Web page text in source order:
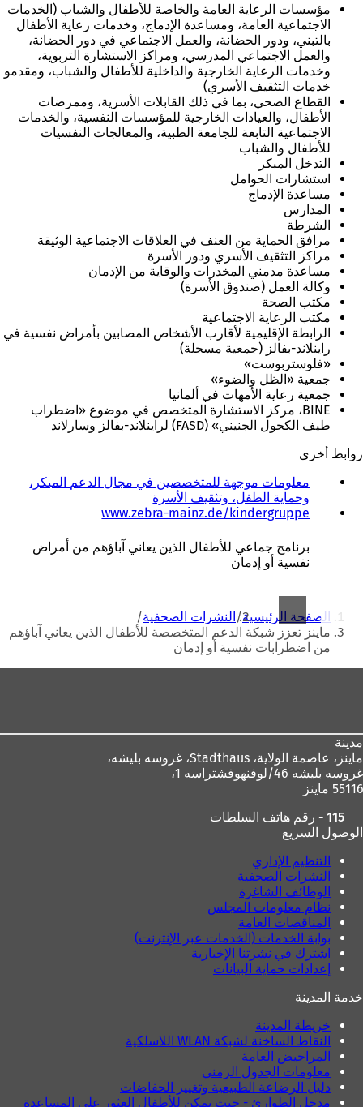
مؤسسات الرعاية العامة والخاصة للأطفال والشباب (الخدمات
الاجتماعية العامة، ومساعدة الإدماج، وخدمات رعاية الأطفال
بالتبني، ودور الحضانة، والعمل الاجتماعي في دور الحضانة،
والعمل الاجتماعي المدرسي، ومراكز الاستشارة التربوية،
وخدمات الرعاية الخارجية والداخلية للأطفال والشباب، ومقدمو
خدمات التثقيف الأسري)
القطاع الصحي، بما في ذلك القابلات الأسرية، وممرضات
الأطفال، والعيادات الخارجية للمؤسسات النفسية، والخدمات
الاجتماعية التابعة للجامعة الطبية، والمعالجات النفسيات
للأطفال والشباب
التدخل المبكر
استشارات الحوامل
مساعدة الإدماج
المدارس
الشرطة
مرافق الحماية من العنف في العلاقات الاجتماعية الوثيقة
مراكز التثقيف الأسري ودور الأسرة
مساعدة مدمني المخدرات والوقاية من الإدمان
وكالة العمل (صندوق الأسرة)
مكتب الصحة
مكتب الرعاية الاجتماعية
الرابطة الإقليمية لأقارب الأشخاص المصابين بأمراض نفسية في
راينلاند-بفالز (جمعية مسجلة)
«فلوستربوست»
جمعية «الظل والضوء»
جمعية رعاية الأمهات في ألمانيا
BINE، مركز الاستشارة المتخصص في موضوع «اضطراب
طيف الكحول الجنيني» (FASD) لراينلاند-بفالز وسارلاند
روابط أخرى
معلومات موجهة للمتخصصين في مجال الدعم المبكر،
وحماية الطفل، وتثقيف الأسرة
www.zebra-mainz.de/kindergruppe
(
ف
ل
م
برنامج جماعي للأطفال الذين يعاني آباؤهم من أمراض
نفسية أو إدمان
أنت
هنا
الصفحة الرئيسية النشرات الصحفية
ماينز تعزز شبكة الدعم المتخصصة للأطفال الذين يعاني آباؤهم
من اضطرابات نفسية أو إدمان
مدينة
ماينز، عاصمة الولاية،
غروسه بليشه 46/لوفنهوفشتراسه 1،
55116 ماينز
115 - رقم هاتف السلطات
الوصول السريع
التنظيم الإداري
النشرات الصحفية
الوظائف الشاغرة
نظام معلومات المجلس
المناقصات العامة
بوابة الخدمات (الخدمات عبر الإنترنت)
اشترك في نشرتنا الإخبارية
إعدادات حماية البيانات
خدمة المدينة
خريطة المدينة
النقاط الساخنة لشبكة WLAN اللاسلكية
المراحيض العامة
معلومات الجدول الزمني
دليل الرضاعة الطبيعية وتغيير الحفاضات
مدخل الطوارئ - حيث يمكن للأطفال العثور على المساعدة